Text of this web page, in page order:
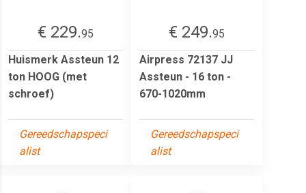
€ 229.95
Huismerk Assteun 12
ton HOOG (met
schroef)
Gereedschapspeci
alist
€ 249.95
Airpress 72137 JJ
Assteun - 16 ton -
670-1020mm
Gereedschapspeci
alist